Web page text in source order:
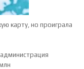
карту, но проиграла